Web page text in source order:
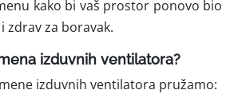
kako bi vaš prostor ponovo bio
zdrav za boravak.
izduvnih ventilatora?
izduvnih ventilatora pružamo: